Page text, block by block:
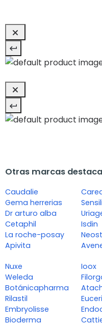
Otras marcas
Caudalie
Gema herrerias
Dr arturo alba
Cetaphil
La roche-posay
Apivita
Isdin
Nuxe
Weleda
Botánicapharma
Rilastil
Embryolisse
Bioderma
Ioox